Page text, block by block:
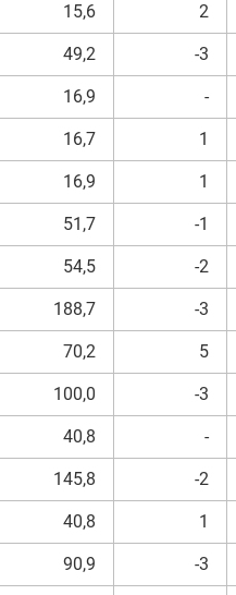
15,6 2
49,2 -3
16,9 -
16,7 1
16,9 1
51,7 -1
54,5 -2
188,7 -3
70,2 5
100,0 -3
40,8 -
145,8 -2
40,8 1
90,9 -3